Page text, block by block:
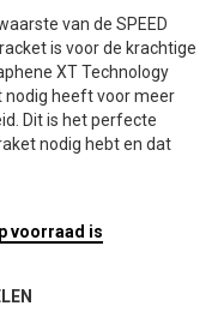
van de SPEED
is voor de krachtige
XT Technology
nodig heeft voor meer
Dit is het perfecte
nodig hebt en dat
voorraad is